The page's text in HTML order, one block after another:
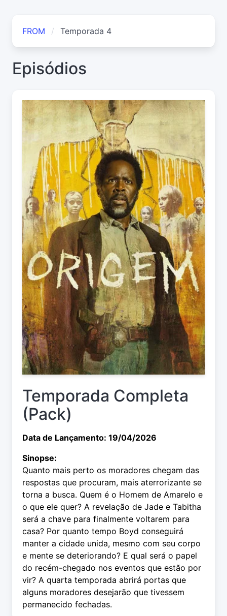
FROM Temporada 4
Episódios
Temporada Completa
(Pack)
Data de Lançamento: 19/04/2026
Sinopse:
Quanto mais perto os moradores chegam das
respostas que procuram, mais aterrorizante se
torna a busca. Quem é o Homem de Amarelo e
o que ele quer? A revelação de Jade e Tabitha
será a chave para finalmente voltarem para
casa? Por quanto tempo Boyd conseguirá
manter a cidade unida, mesmo com seu corpo
e mente se deteriorando? E qual será o papel
do recém-chegado nos eventos que estão por
vir? A quarta temporada abrirá portas que
alguns moradores desejarão que tivessem
permanecido fechadas.